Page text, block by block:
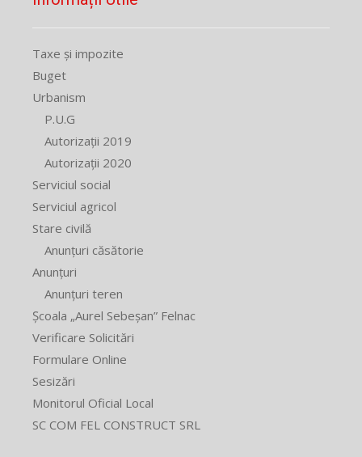
Taxe și impozite
Buget
Urbanism
P.U.G
Autorizații 2019
Autorizații 2020
Serviciul social
Serviciul agricol
Stare civilă
Anunțuri căsătorie
Anunțuri
Anunțuri teren
Școala „Aurel Sebeșan” Felnac
Verificare Solicitări
Formulare Online
Sesizări
Monitorul Oficial Local
SC COM FEL CONSTRUCT SRL